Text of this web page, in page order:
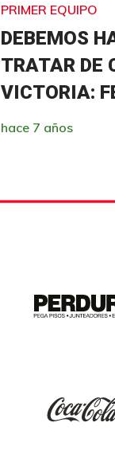
PRIMER EQUIPO
DEBEMOS
TRATAR DE
VICTORIA:
hace 7 años